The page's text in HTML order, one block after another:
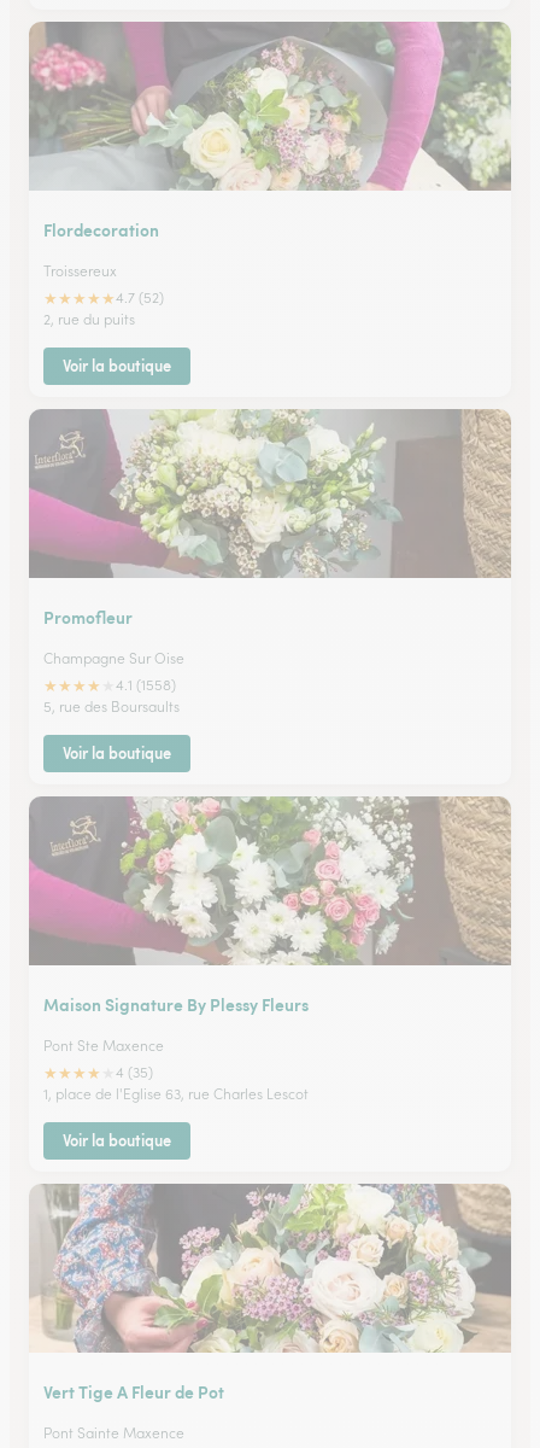
Flordecoration
Troissereux
★★★★★4.7 (52)
2, rue du puits
Voir la boutique
Promofleur
Champagne Sur Oise
★★★★
4.1 (1558)
5, rue des Boursaults
Voir la boutique
Maison Signature By Plessy Fleurs
Pont Ste Maxence
★★★★
4 (35)
1, place de l'Eglise 63, rue Charles Lescot
Voir la boutique
Vert Tige A Fleur de Pot
Pont Sainte Maxence